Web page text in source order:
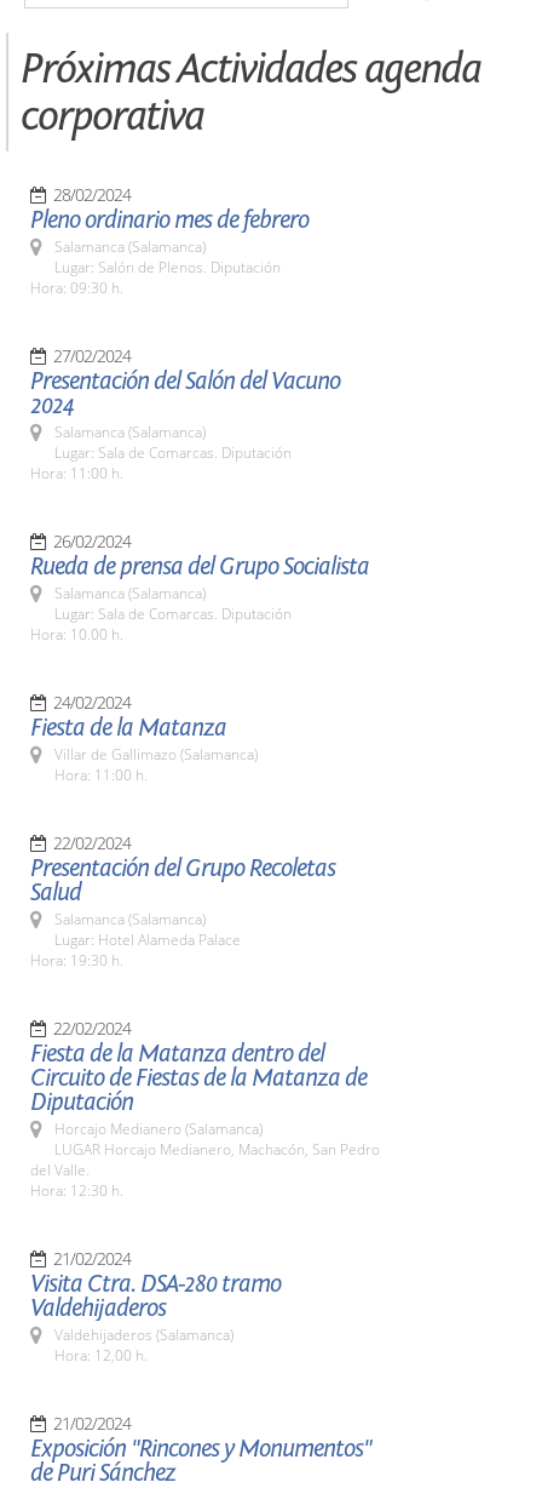
Próximas Actividades agenda
corporativa
28/02/2024
Pleno ordinario mes de febrero
Salamanca (Salamanca)
Lugar: Salón de Plenos. Diputación
Hora: 09:30 h.
27/02/2024
Presentación del Salón del Vacuno
2024
Salamanca (Salamanca)
Lugar: Sala de Comarcas. Diputación
Hora: 11:00 h.
26/02/2024
Rueda de prensa del Grupo Socialista
Salamanca (Salamanca)
Lugar: Sala de Comarcas. Diputación
Hora: 10.00 h.
24/02/2024
Fiesta de la Matanza
Villar de Gallimazo (Salamanca)
Hora: 11:00 h.
22/02/2024
Presentación del Grupo Recoletas
Salud
Salamanca (Salamanca)
Lugar: Hotel Alameda Palace
Hora: 19:30 h.
22/02/2024
Fiesta de la Matanza dentro del
Circuito de Fiestas de la Matanza de
Diputación
Horcajo Medianero (Salamanca)
LUGAR Horcajo Medianero, Machacón, San Pedro
del Valle.
Hora: 12:30 h.
21/02/2024
Visita Ctra. DSA-280 tramo
Valdehijaderos
Valdehijaderos (Salamanca)
Hora: 12,00 h.
21/02/2024
Exposición "Rincones y Monumentos"
de Puri Sánchez